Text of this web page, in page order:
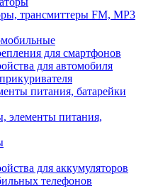
трансмиттеры FM, MP3
для смартфонов
для автомобиля
питания, батарейки
элементы питания,
для аккумуляторов
телефонов